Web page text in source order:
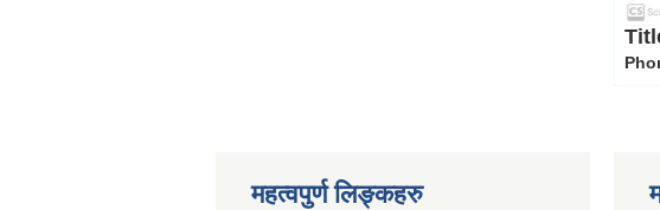
महत्वपुर्ण लिङ्कहरु